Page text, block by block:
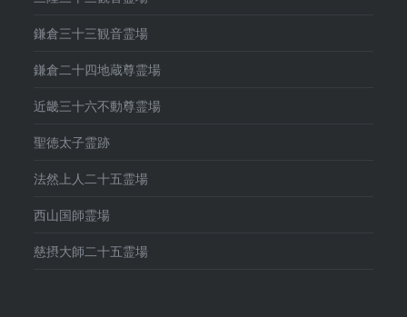
鎌倉三十三観音霊場
鎌倉二十四地蔵尊霊場
近畿三十六不動尊霊場
聖徳太子霊跡
法然上人二十五霊場
西山国師霊場
慈摂大師二十五霊場